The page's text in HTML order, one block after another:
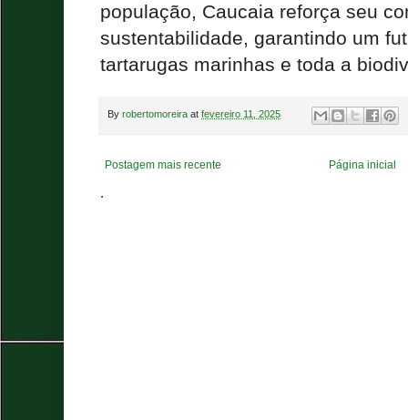
população, Caucaia reforça seu
sustentabilidade, garantindo um
tartarugas marinhas e toda a
By robertomoreira at fevereiro 11, 2025
Postagem mais recente Página inicial
.